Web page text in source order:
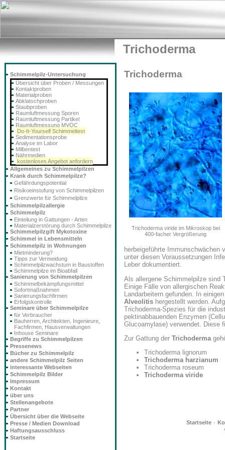
Trichoderma
Trichoderma
Trichoderma viride im Mikroskop bei
400-facher Vergrößerung
herbeigeführte Immunschwächen
unter diesen Voraussetzungen
Leber dokumentiert.
Als allergene Schimmelpilze sind
Einige Fälle von allergischen
Landarbeitern gefunden. In
Alveolitis hergestellt werden.
Trichoderma-Spezies für die
pektinabbauenden Enzymen
Glucoamylase) verwendet. Diese
Zur Gattung der Trichoderma
Trichoderma lignorum
Trichoderma harzianum
Trichoderma roseum
Trichoderma viride
Startseite·
Schimmelpilz-Untersuchung
Übersicht über Proben / Messungen
Kontaktproben
Materialproben
Abklatschproben
Staubproben
Raumluftmessung Sporen
Raumluftmessung Partikel
Raumluftmessung MVOC
Do-It-Yourself Schimmeltest
Sedimentationsprobe
Analyse im Labor
Milbentest
Nährmedien
kostenloses Angebot anfordern
Allgemeines zu Schimmelpilzen
Krank durch Schimmelpilze?
Gefährdungspotential
Risikoeinstufung von Schimmelpilzen
Grenzwerte für Schimmelpilze
Schimmelpilzallergie
Schimmelpilz
Einteilung in Gattungen - Arten
Materialzerstörung durch Schimmelpilze
Schimmelpilzgift Mykotoxine
Schimmel in Lebensmitteln
Schimmelpilz in Wohnungen
Mietminderung?
Tipps zur Vermeidung
Schimmelpilzwachstum in Baustoffen
Schimmelpilze im Bioabfall
Sanierung von Schimmelpilzen
Schimmelbekämpfungsmittel
Sofortmaßnahmen
Sanierungsfachfirmen
Erfolgskontrolle
Seminare über Schimmelpilze
für Verbraucher
Bauherren, Architekten, Ingenieure,
Fachfirmen, Hausverwaltungen
Inhouse Seminare
Begriffe zu Schimmelpilzen
Pressenews
Bücher zu Schimmelpilz
andere Schimmelpilz Seiten
interessante Webseiten
Schimmelpilz Bilder
Impressum
Kontakt
über uns
Stellenangebote
Partner
Übersicht über die Webseite
Presse / Medien Download
Haftungsausschluss
Startseite